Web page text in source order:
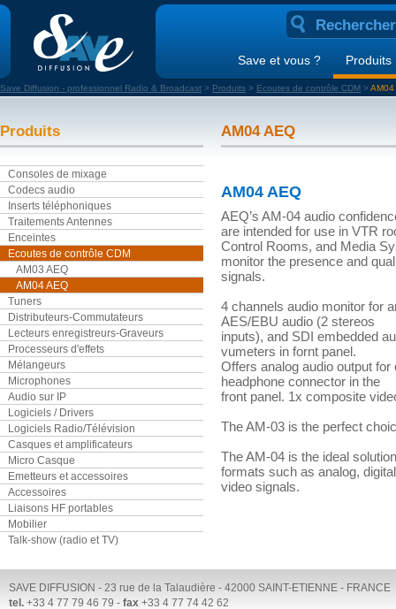
Save et vous ? Produits
Save Diffusion - professionnel Radio & Broadcast > Produits > Ecoutes de contrôle CDM >AM04
Produits
Consoles de mixage
Codecs audio
Inserts téléphoniques
Traitements Antennes
Enceintes
Ecoutes de contrôle CDM
AM03 AEQ
AM04 AEQ
Tuners
Distributeurs-Commutateurs
Lecteurs enregistreurs-Graveurs
Processeurs d'effets
Mélangeurs
Microphones
Audio sur IP
Logiciels / Drivers
Logiciels Radio/Télévision
Casques et amplificateurs
Micro Casque
Emetteurs et accessoires
Accessoires
Liaisons HF portables
Mobilier
Talk-show (radio et TV)
AM04 AEQ
AM04 AEQ
AEQ’s AM-04 audio
are intended for use in VTR
Control Rooms, and Media
monitor the presence and
signals.
4 channels audio monitor for
AES/EBU audio (2 stereos
inputs), and SDI embedded
vumeters in fornt panel.
Offers analog audio output
headphone connector in the
front panel. 1x composite
The AM-03 is the perfect
The AM-04 is the ideal
formats such as analog,
video signals.
SAVE DIFFUSION - 23 rue de la Talaudière - 42000 SAINT-ETIENNE - FRANCE
tel. +33 4 77 79 46 79 - fax +33 4 77 74 42 62